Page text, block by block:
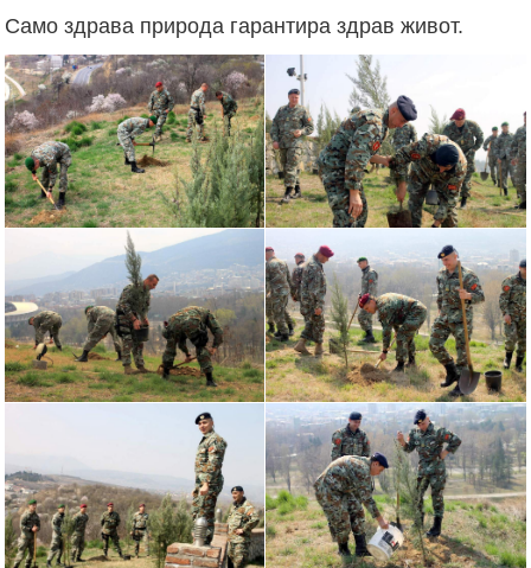
Само здрава природа гарантира здрав живот.